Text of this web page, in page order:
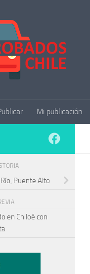
Mi publicación
Puente Alto
en Chiloé con